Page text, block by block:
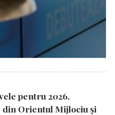
pentru 2026,
Orientul Mijlociu și